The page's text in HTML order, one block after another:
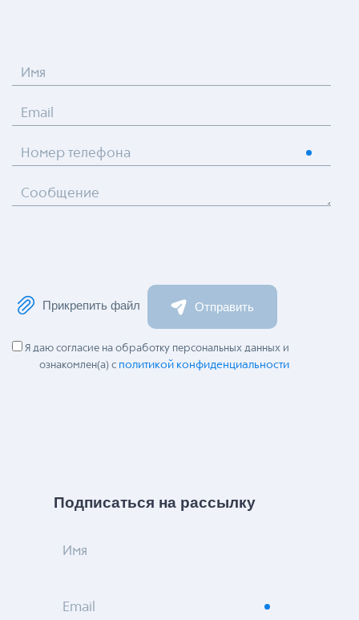
Имя
Email
Номер телефона
Сообщение
Прикрепить файл Отправить
Я даю согласие на обработку персональных данных и
ознакомлен(а) с политикой конфиденциальности
Подписаться на рассылку
Имя
Email